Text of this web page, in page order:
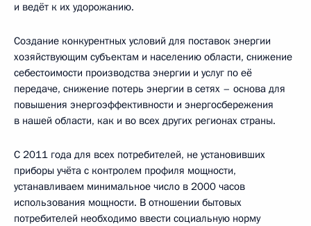
и ведёт к их удорожанию.
Создание конкурентных условий для поставок энергии
хозяйствующим субъектам и населению области, снижение
себестоимости производства энергии и услуг по её
передаче, снижение потерь энергии в сетях – основа для
повышения энергоэффективности и энергосбережения
в нашей области, как и во всех других регионах страны.
С 2011 года для всех потребителей, не установивших
приборы учёта с контролем профиля мощности,
устанавливаем минимальное число в 2000 часов
использования мощности. В отношении бытовых
потребителей необходимо ввести социальную норму